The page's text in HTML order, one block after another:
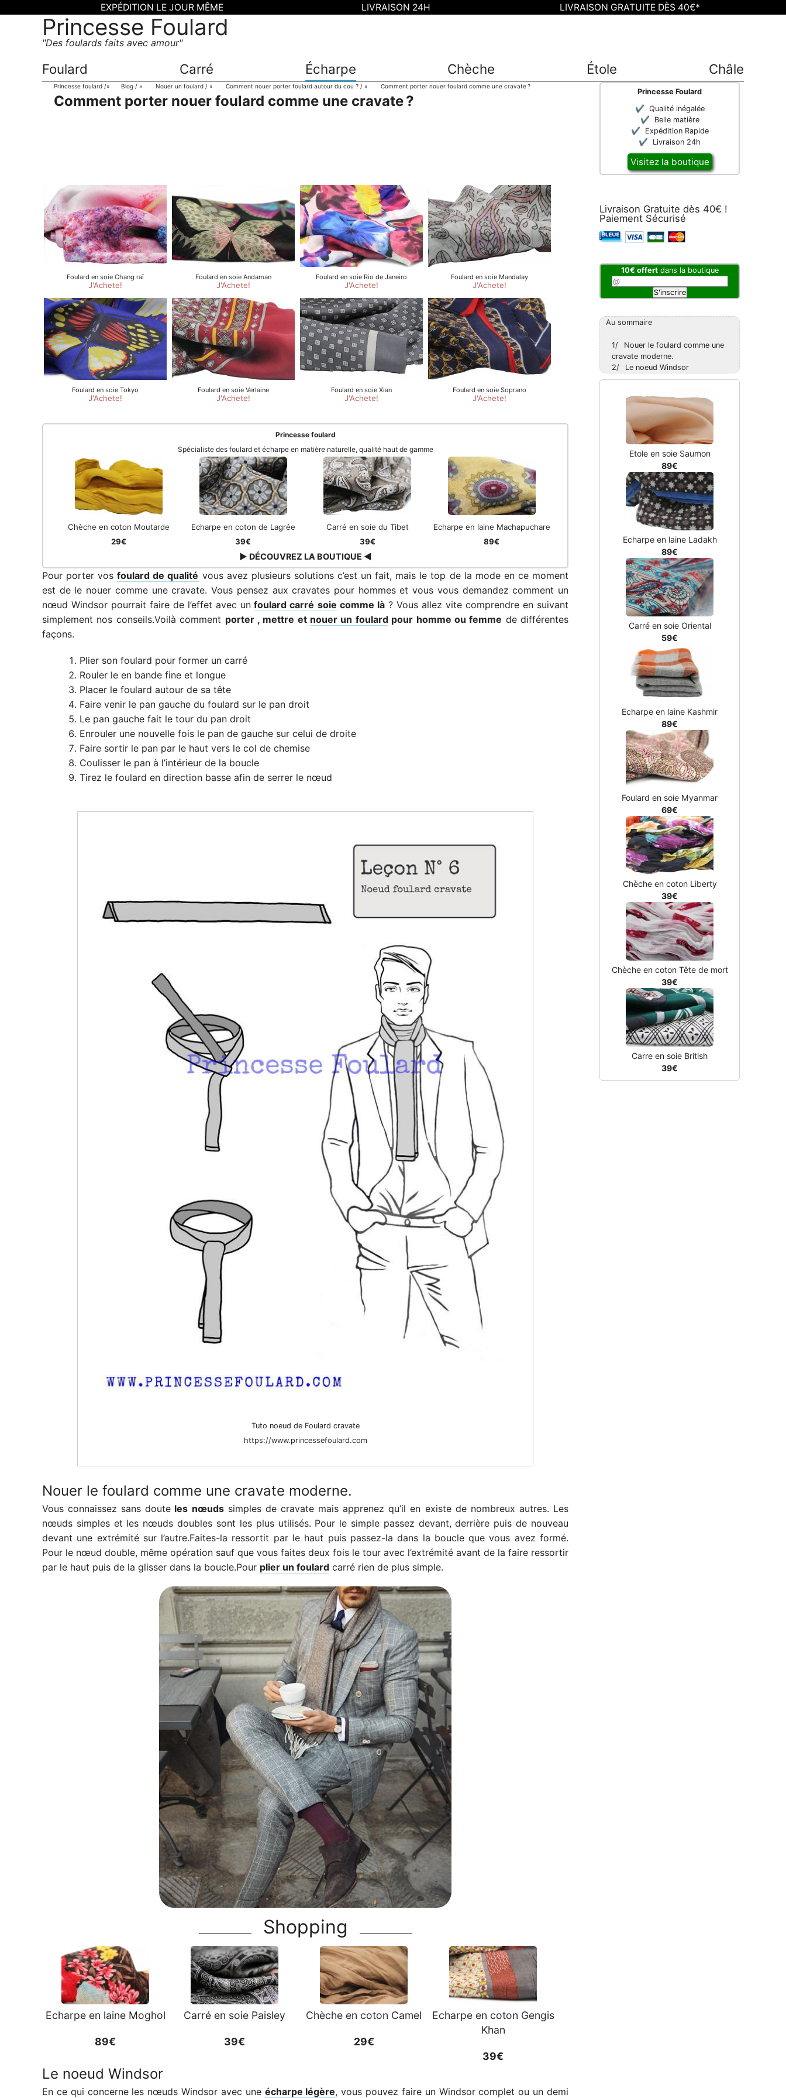
Princesse Foulard
Des foulards faits avec amour
Foulard Carré Écharpe Chèche Étole Châle
Princesse foulard » Blog » Nouer un foulard » Comment nouer porter foulard autour du cou ? » Comment porter nouer foulard comme une cravate ?
Comment porter nouer foulard comme une cravate ?
Princesse foulard
Spécialiste des foulard et écharpe en matière naturelle, qualité haut de gamme
Chèche en coton Moutarde
29€
Echarpe en coton de Lagrée
39€
Carré en soie du Tibet
39€
Echarpe en laine Machapuchare
89€
▶ DÉCOUVREZ LA BOUTIQUE ◀
Pour porter vosfoulard de qualité vous avez plusieurs solutions c’est un fait, mais le top de la mode en ce moment
est de le nouer comme une cravate. Vous pensez aux cravates pour hommes et vous vous demandez comment un
nœud Windsor pourrait faire de l’effet avec un foulard carré soie comme là? Vous allez vite comprendre en suivant
simplement nos conseils.Voilà comment porter , mettre et nouer un foulardpour homme ou femme de différentes
façons.
Plier son foulard pour former un carré
Rouler le en bande fine et longue
Placer le foulard autour de sa tête
Faire venir le pan gauche du foulard sur le pan droit
Le pan gauche fait le tour du pan droit
Enrouler une nouvelle fois le pan de gauche sur celui de droite
Faire sortir le pan par le haut vers le col de chemise
Coulisser le pan à l’intérieur de la boucle
Tirez le foulard en direction basse afin de serrer le nœud
Tuto noeud de Foulard cravate
https://www.princessefoulard.com
Nouer le foulard comme une cravate moderne.
Vous connaissez sans doute les nœudssimples de cravate mais apprenez qu’il en existe de nombreux autres. Les
nœuds simples et les nœuds doubles sont les plus utilisés. Pour le simple passez devant, derrière puis de nouveau
devant une extrémité sur l’autre.Faites-la ressortit par le haut puis passez-la dans la boucle que vous avez formé.
Pour le nœud double, même opération sauf que vous faites deux fois le tour avec l’extrémité avant de la faire ressortir
par le haut puis de la glisser dans la boucle.Pour plier un foulard carré rien de plus simple.
Shopping
Echarpe en laine Moghol
89€
Carré en soie Paisley
39€
Chèche en coton Camel
29€
Echarpe en coton Gengis
Khan
39€
Le noeud Windsor
En ce qui concerne les nœuds Windsor avec une écharpe légère, vous pouvez faire un Windsor complet ou un demi
Princesse Foulard
Qualité inégalée
Belle matière
Expédition Rapide
Livraison 24h
Visitez la boutique
Livraison Gratuite dès 40€ !
Paiement Sécurisé
10€ offertdans la boutique
Au sommaire
1/
Nouer le foulard comme une
cravate moderne.
2/
Le noeud Windsor
Etole en soie Saumon
89€
Echarpe en laine Ladakh
89€
Carré en soie Oriental
59€
Echarpe en laine Kashmir
89€
Foulard en soie Myanmar
69€
Chèche en coton Liberty
39€
Chèche en coton Tête de mort
39€
Carre en soie British
39€
EXPÉDITION LE JOUR MÊME LIVRAISON 24H LIVRAISON GRATUITE DÈS 40€*